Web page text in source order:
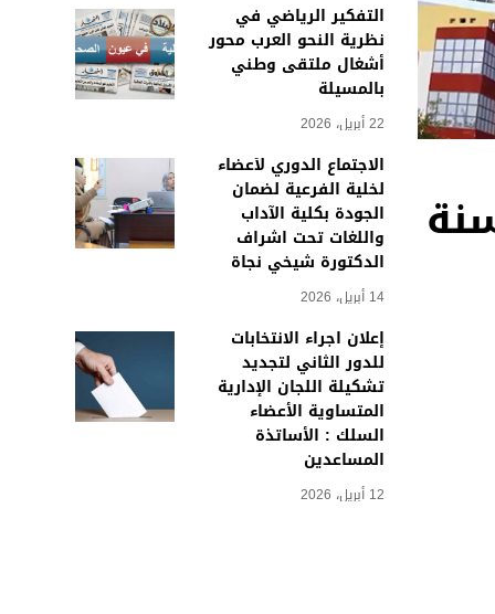
التفكير الرياضي في
نظرية النحو العرب محور
أشغال ملتقى وطني
بالمسيلة
22 أبريل، 2026
الاجتماع الدوري لأعضاء
لخلية الفرعية لضمان
الجودة بكلية الآداب
واللغات تحت اشراف
الدكتورة شيخي نجاة
14 أبريل، 2026
إعلان اجراء الانتخابات
للدور الثاني لتجديد
تشكيلة اللجان الإدارية
المتساوية الأعضاء
السلك : الأساتذة
المساعدين
12 أبريل، 2026